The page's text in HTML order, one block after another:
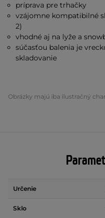
príprava pre trhačky
vzájomne kompatibilné
2)
vhodné aj na lyže a
súčasťou balenia je
skladovanie
Obrázky majú iba ilustračný
Určenie
Sklo